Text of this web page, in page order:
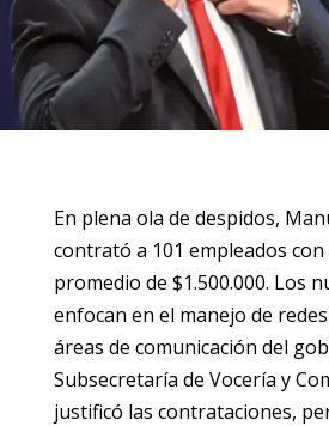
En plena ola de despidos,
contrató a 101 empleados con
promedio de $1.500.000. Los
enfocan en el manejo de
áreas de comunicación del
Subsecretaría de Vocería y
justificó las contrataciones,